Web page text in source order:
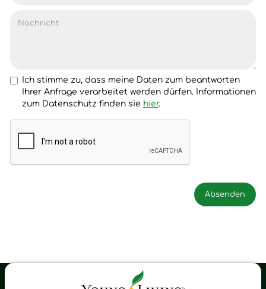
Ich stimme zu, dass meine Daten zum beantworten
Ihrer Anfrage verarbeitet werden dürfen. Informationen
zum Datenschutz finden sie hier.
Young Living Shop-Oil Newsletter